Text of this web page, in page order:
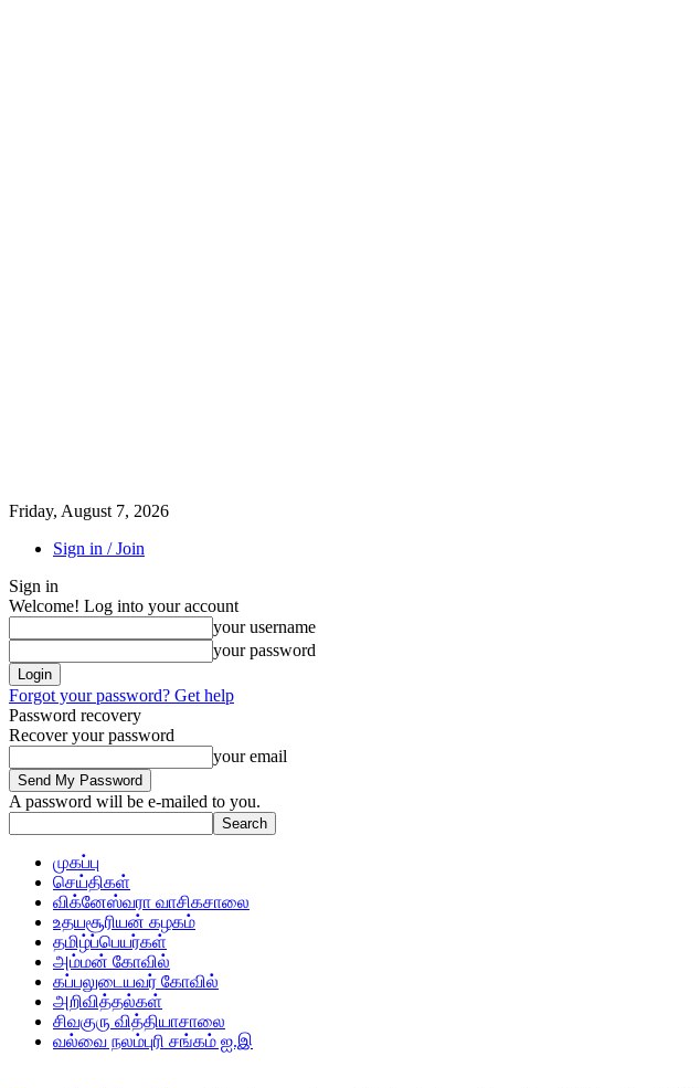
Friday, August 7, 2026
Sign in / Join
Sign in
Welcome! Log into your account
your username
your password
Forgot your password? Get help
Password recovery
Recover your password
your email
A password will be e-mailed to you.
முகப்பு
செய்திகள்
விக்னேஸ்வரா வாசிகசாலை
உதயசூரியன் கழகம்
தமிழ்ப்பெயர்கள்
அம்மன் கோவில்
கப்பலுடையவர் கோவில்
அறிவித்தல்கள்
சிவகுரு வித்தியாசாலை
வல்வை நலம்புரி சங்கம் ஐ.இ